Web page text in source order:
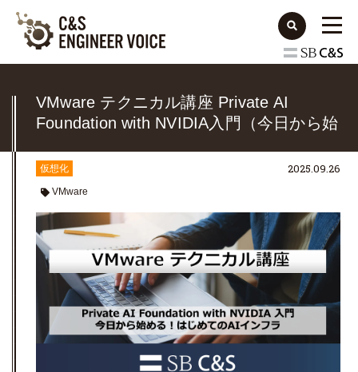
VMware テクニカル講座 Private AI
Foundation with NVIDIA入門（今日から始
仮想化
VMware
2025.09.26